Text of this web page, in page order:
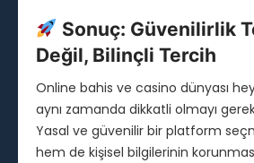
Sonuç: Güvenilirlik
Değil, Bilinçli Tercih
Online bahis ve casino dünyası
aynı zamanda dikkatli olmayı
Yasal ve güvenilir bir platform
hem de kişisel bilgilerinin